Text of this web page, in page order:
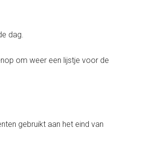
dag.
om weer een lijstje voor de
gebruikt aan het eind van